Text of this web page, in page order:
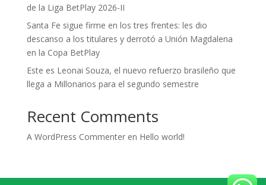
de la Liga BetPlay 2026-II
Santa Fe sigue firme en los tres frentes: les dio
descanso a los titulares y derrotó a Unión Magdalena
en la Copa BetPlay
Este es Leonai Souza, el nuevo refuerzo brasileño que
llega a Millonarios para el segundo semestre
Recent Comments
A WordPress Commenteren Hello world!